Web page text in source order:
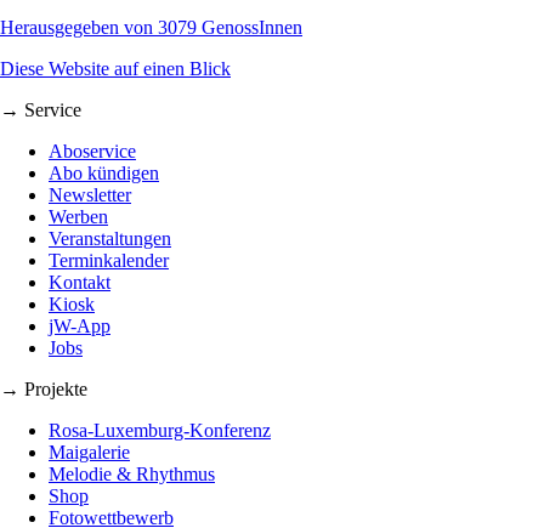
Herausgegeben von 3079 GenossInnen
Diese Website auf einen Blick
→ Service
Aboservice
Abo kündigen
Newsletter
Werben
Veranstaltungen
Terminkalender
Kontakt
Kiosk
jW-App
Jobs
→ Projekte
Rosa-Luxemburg-Konferenz
Maigalerie
Melodie & Rhythmus
Shop
Fotowettbewerb